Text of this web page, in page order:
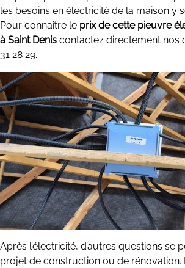
les besoins en électricité de la maison y
Pour connaître le prix de cette pieuvre
à Saint Denis contactez directement nos
31 28 29.
Après l’électricité, d’autres questions se
projet de construction ou de rénovation.